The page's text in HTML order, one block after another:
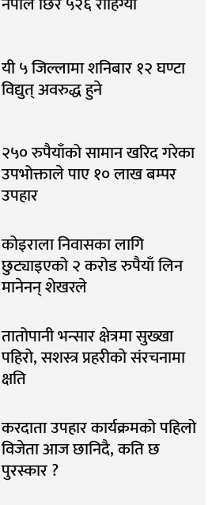
यी ५ जिल्लामा शनिबार १२ घण्टा
विद्युत् अवरुद्ध हुने
२५० रुपैयाँको सामान खरिद गरेका
उपभोक्ताले पाए १० लाख बम्पर
उपहार
कोइराला निवासका लागि
छुट्याइएको २ करोड रुपैयाँ लिन
मानेनन् शेखरले
तातोपानी भन्सार क्षेत्रमा सुख्खा
पहिरो, सशस्त्र प्रहरीको संरचनामा
क्षति
करदाता उपहार कार्यक्रमको पहिलो
विजेता आज छानिदै, कति छ
पुरस्कार ?